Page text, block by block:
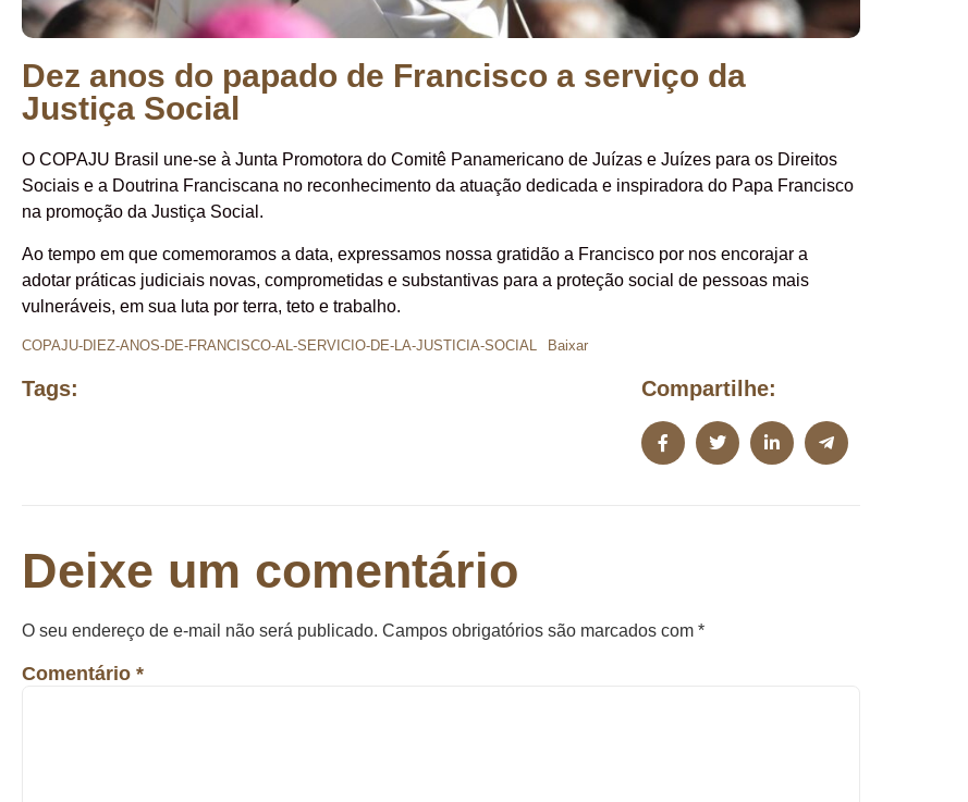
Dez anos do papado de Francisco a serviço da
Justiça Social
O COPAJU Brasil une-se à Junta Promotora do Comitê Panamericano de Juízas e Juízes para os Direitos
Sociais e a Doutrina Franciscana no reconhecimento da atuação dedicada e inspiradora do Papa Francisco
na promoção da Justiça Social.
Ao tempo em que comemoramos a data, expressamos nossa gratidão a Francisco por nos encorajar a
adotar práticas judiciais novas, comprometidas e substantivas para a proteção social de pessoas mais
vulneráveis, em sua luta por terra, teto e trabalho.
COPAJU-DIEZ-ANOS-DE-FRANCISCO-AL-SERVICIO-DE-LA-JUSTICIA-SOCIAL Baixar
Tags: Compartilhe:
Deixe um comentário
O seu endereço de e-mail não será publicado. Campos obrigatórios são marcados com *
Comentário *